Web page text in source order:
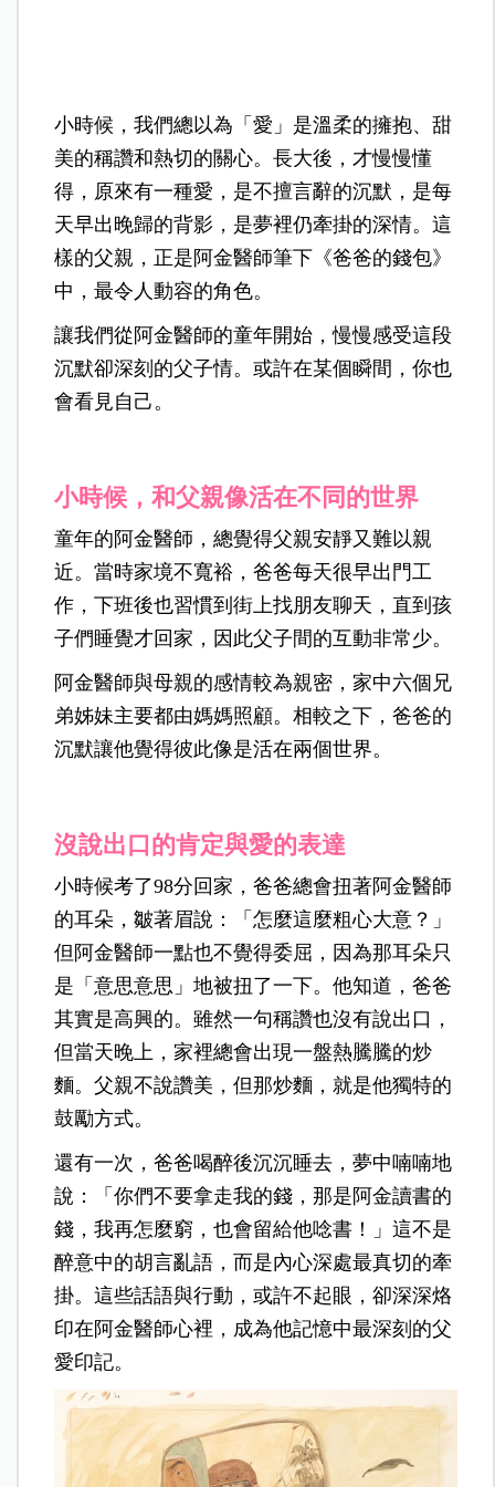
小時候，我們總以為「愛」是溫柔的擁抱、甜
美的稱讚和熱切的關心。長大後，才慢慢懂
得，原來有一種愛，是不擅言辭的沉默，是每
天早出晚歸的背影，是夢裡仍牽掛的深情。這
樣的父親，正是阿金醫師筆下《爸爸的錢包》
中，最令人動容的角色。
讓我們從阿金醫師的童年開始，慢慢感受這段
沉默卻深刻的父子情。或許在某個瞬間，你也
會看見自己。
小時候，和父親像活在不同的世界
童年的阿金醫師，總覺得父親安靜又難以親
近。當時家境不寬裕，爸爸每天很早出門工
作，下班後也習慣到街上找朋友聊天，直到孩
子們睡覺才回家，因此父子間的互動非常少。
阿金醫師與母親的感情較為親密，家中六個兄
弟姊妹主要都由媽媽照顧。相較之下，爸爸的
沉默讓他覺得彼此像是活在兩個世界。
沒說出口的肯定與愛的表達
小時候考了98分回家，爸爸總會扭著阿金醫師
的耳朵，皺著眉說：「怎麼這麼粗心大意？」
但阿金醫師一點也不覺得委屈，因為那耳朵只
是「意思意思」地被扭了一下。他知道，爸爸
其實是高興的。雖然一句稱讚也沒有說出口，
但當天晚上，家裡總會出現一盤熱騰騰的炒
麵。父親不說讚美，但那炒麵，就是他獨特的
鼓勵方式。
還有一次，爸爸喝醉後沉沉睡去，夢中喃喃地
說：「你們不要拿走我的錢，那是阿金讀書的
錢，我再怎麼窮，也會留給他唸書！」這不是
醉意中的胡言亂語，而是內心深處最真切的牽
掛。這些話語與行動，或許不起眼，卻深深烙
印在阿金醫師心裡，成為他記憶中最深刻的父
愛印記。